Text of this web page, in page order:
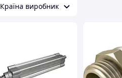
Країна виробник